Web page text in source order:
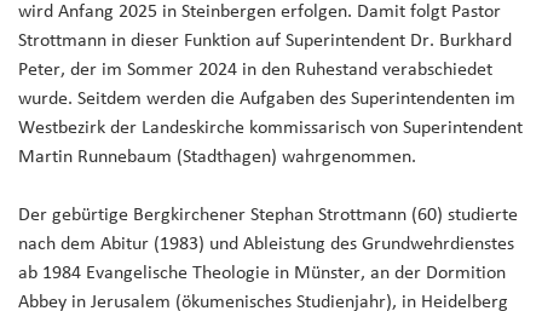
wird Anfang 2025 in Steinbergen erfolgen. Damit folgt Pastor
Strottmann in dieser Funktion auf Superintendent Dr. Burkhard
Peter, der im Sommer 2024 in den Ruhestand verabschiedet
wurde. Seitdem werden die Aufgaben des Superintendenten im
Westbezirk der Landeskirche kommissarisch von Superintendent
Martin Runnebaum (Stadthagen) wahrgenommen.
Der gebürtige Bergkirchener Stephan Strottmann (60) studierte
nach dem Abitur (1983) und Ableistung des Grundwehrdienstes
ab 1984 Evangelische Theologie in Münster, an der Dormition
Abbey in Jerusalem (ökumenisches Studienjahr), in Heidelberg